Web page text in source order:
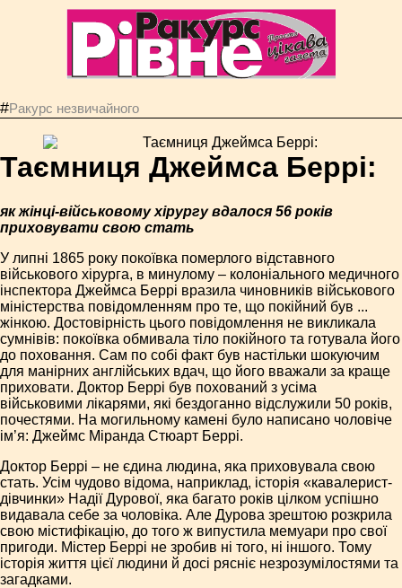
#Ракурс незвичайного
Таємниця Джеймса Беррі:
як жінці-військовому хірургу вдалося 56 років
приховувати свою стать
У липні 1865 року покоївка померлого відставного
військового хірурга, в минулому – колоніального медичного
інспектора Джеймса Беррі вразила чиновників військового
міністерства повідомленням про те, що покійний був ...
жінкою. Достовірність цього повідомлення не викликала
сумнівів: покоївка обмивала тіло покійного та готувала його
до поховання. Сам по собі факт був настільки шокуючим
для манірних англійських вдач, що його вважали за краще
приховати. Доктор Беррі був похований з усіма
військовими лікарями, які бездоганно відслужили 50 років,
почестями. На могильному камені було написано чоловіче
ім’я: Джеймс Міранда Стюарт Беррі.
Доктор Беррі – не єдина людина, яка приховувала свою
стать. Усім чудово відома, наприклад, історія «кавалерист-
дівчинки» Надії Дурової, яка багато років цілком успішно
видавала себе за чоловіка. Але Дурова зрештою розкрила
свою містифікацію, до того ж випустила мемуари про свої
пригоди. Містер Беррі не зробив ні того, ні іншого. Тому
історія життя цієї людини й досі рясніє незрозумілостями та
загадками.